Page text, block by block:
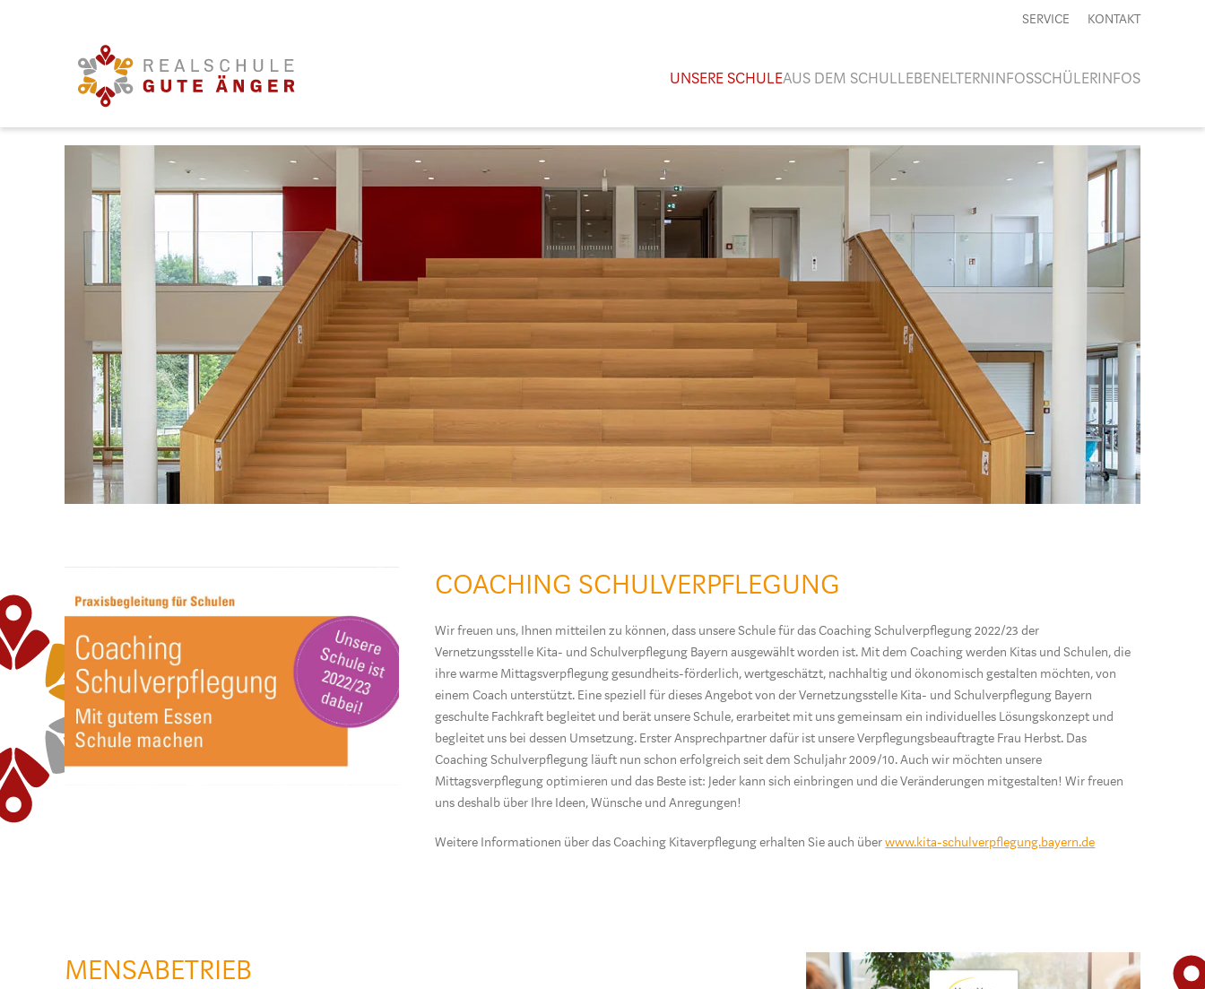
SERVICE KONTAKT
UNSERE SCHULEAUS DEM SCHULLEBENELTERNINFOSSCHÜLERINFOS
COACHING SCHULVERPFLEGUNG
Wir freuen uns, Ihnen mitteilen zu können, dass unsere Schule für das Coaching Schulverpflegung 2022/23 der
Vernetzungsstelle Kita- und Schulverpflegung Bayern ausgewählt worden ist. Mit dem Coaching werden Kitas und Schulen, die
ihre warme Mittagsverpflegung gesundheits-förderlich, wertgeschätzt, nachhaltig und ökonomisch gestalten möchten, von
einem Coach unterstützt. Eine speziell für dieses Angebot von der Vernetzungsstelle Kita- und Schulverpflegung Bayern
geschulte Fachkraft begleitet und berät unsere Schule, erarbeitet mit uns gemeinsam ein individuelles Lösungskonzept und
begleitet uns bei dessen Umsetzung. Erster Ansprechpartner dafür ist unsere Verpflegungsbeauftragte Frau Herbst. Das
Coaching Schulverpflegung läuft nun schon erfolgreich seit dem Schuljahr 2009/10. Auch wir möchten unsere
Mittagsverpflegung optimieren und das Beste ist: Jeder kann sich einbringen und die Veränderungen mitgestalten! Wir freuen
uns deshalb über Ihre Ideen, Wünsche und Anregungen!
Weitere Informationen über das Coaching Kitaverpflegung erhalten Sie auch überwww.kita-schulverpflegung.bayern.de
MENSABETRIEB